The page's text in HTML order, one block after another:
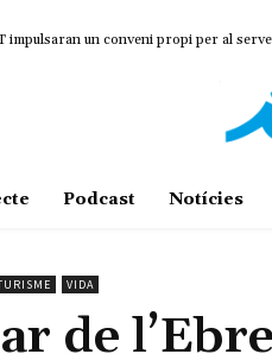
Agricultura no donarà ajudes pels
un conveni propi per al servei
Podcast Notícies
VIDA
de